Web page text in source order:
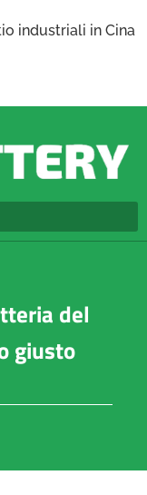
industriali in Cina
del
giusto